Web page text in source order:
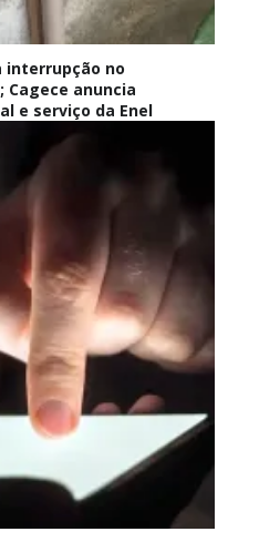
interrupção no
anuncia
e serviço da Enel